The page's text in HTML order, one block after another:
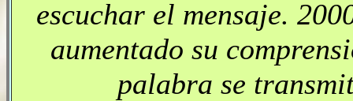
escuchar el mensaje.
aumentado su
palabra se